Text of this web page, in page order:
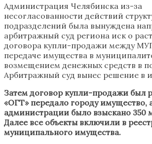
Администрация Челябинска из-за
несогласованности действий
подразделений была вынуждена
арбитражный суд региона иск о
договора купли-продажи между
передаче имущества в
возмещением денежных средств в
Арбитражный суд вынес решение в
Затем договор купли-продажи был
«ОГТ» передало городу имущество,
администрации было взыскано 350
Далее все объекты включили в
муниципального имущества.